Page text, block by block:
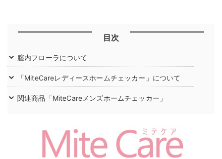
目次
膣内フローラについて
「MiteCareレディースホームチェッカー」について
関連商品「MiteCareメンズホームチェッカー」